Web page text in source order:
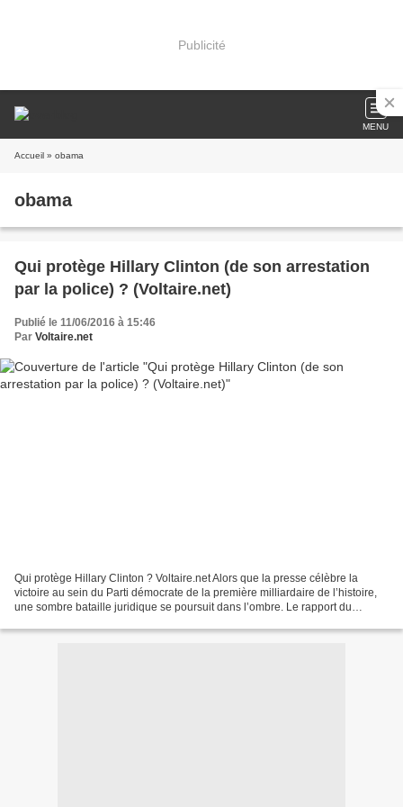
Publicité
MENU
Accueil » obama
obama
Qui protège Hillary Clinton (de son arrestation
par la police) ? (Voltaire.net)
Publié le 11/06/2016 à 15:46
Par Voltaire.net
Qui protège Hillary Clinton ? Voltaire.net Alors que la presse célèbre la
victoire au sein du Parti démocrate de la première milliardaire de l’histoire,
une sombre bataille juridique se poursuit dans l’ombre. Le rapport du